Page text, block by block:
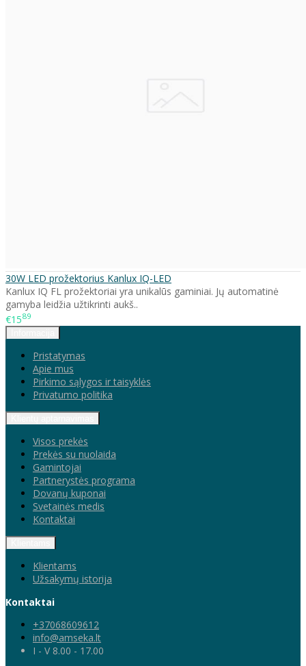
30W LED prožektorius Kanlux IQ-LED
Kanlux IQ FL prožektoriai yra unikalūs gaminiai. Jų automatinė
gamyba leidžia užtikrinti aukš..
€1589
Pristatymas
Apie mus
Pirkimo sąlygos ir taisyklės
Privatumo politika
Visos prekės
Prekės su nuolaida
Gamintojai
Partnerystės programa
Dovanų kuponai
Svetainės medis
Kontaktai
Klientams
Užsakymų istorija
Kontaktai
+37068609612
info@amseka.lt
I - V 8.00 - 17.00